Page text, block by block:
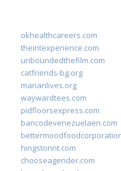
okhealthcareers.com
theintexperience.com
unboundedthefilm.com
catfriends-bg.org
marianlives.org
waywardtees.com
pidfloorsexpress.com
bancodevenezuelaen.com
hingstonnt.com
chooseagender.com